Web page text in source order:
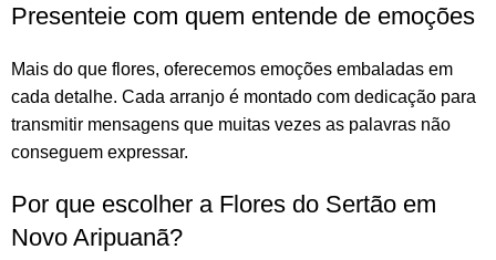
Presenteie com quem entende de emoções
Mais do que flores, oferecemos emoções embaladas em
cada detalhe. Cada arranjo é montado com dedicação para
transmitir mensagens que muitas vezes as palavras não
conseguem expressar.
Por que escolher a Flores do Sertão em
Novo Aripuanã?